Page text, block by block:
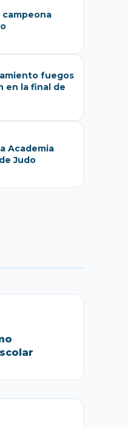
campeona
fuegos
en la final de
Academia
Judo